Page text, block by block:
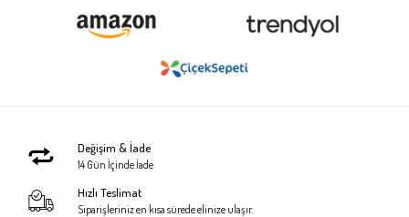
Değişim & İade
14 Gün İçinde İade
Hızlı Teslimat
Siparişleriniz en kısa sürede elinize ulaşır.